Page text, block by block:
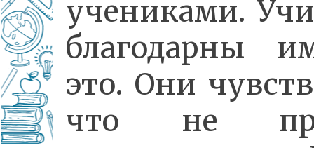
учениками.
благодарны
это. Они
что не